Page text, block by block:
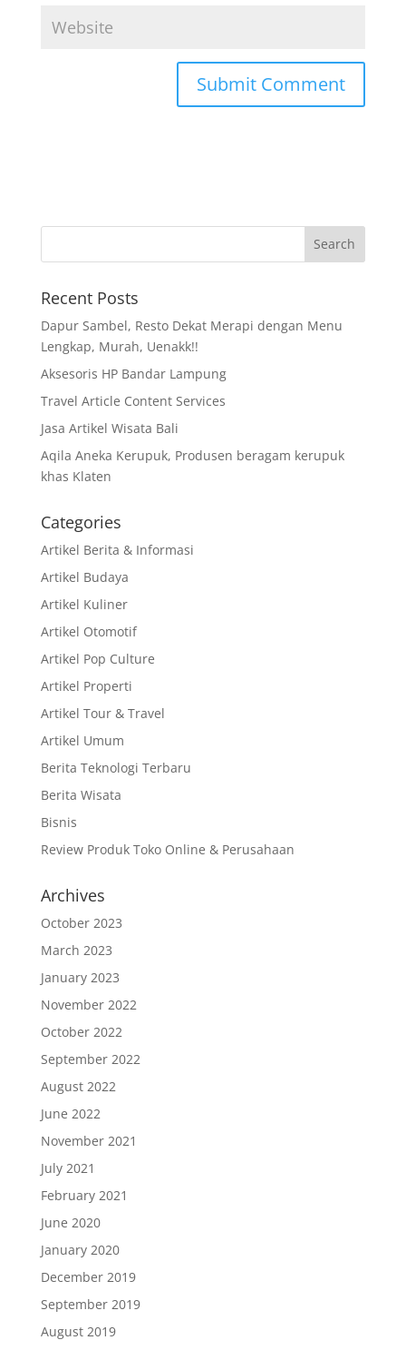
Recent Posts
Dapur Sambel, Resto Dekat Merapi dengan Menu
Lengkap, Murah, Uenakk!!
Aksesoris HP Bandar Lampung
Travel Article Content Services
Jasa Artikel Wisata Bali
Aqila Aneka Kerupuk, Produsen beragam kerupuk
khas Klaten
Categories
Artikel Berita & Informasi
Artikel Budaya
Artikel Kuliner
Artikel Otomotif
Artikel Pop Culture
Artikel Properti
Artikel Tour & Travel
Artikel Umum
Berita Teknologi Terbaru
Berita Wisata
Bisnis
Review Produk Toko Online & Perusahaan
Archives
October 2023
March 2023
January 2023
November 2022
October 2022
September 2022
August 2022
June 2022
November 2021
July 2021
February 2021
June 2020
January 2020
December 2019
September 2019
August 2019